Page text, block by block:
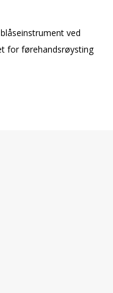
ved
for førehandsrøysting